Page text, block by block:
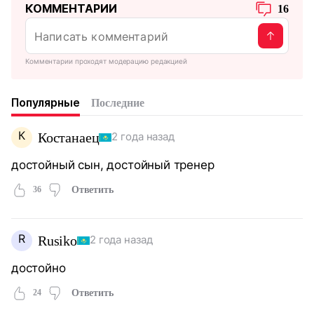
КОММЕНТАРИИ 16
Комментарии проходят модерацию редакцией
Популярные Последние
К Костанаец 2 года назад
достойный сын, достойный тренер
36 Ответить
R Rusiko 2 года назад
достойно
24 Ответить